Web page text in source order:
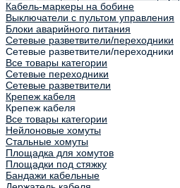
Кабель-маркеры на бобине
Выключатели с пультом управления
Блоки аварийного питания
Сетевые разветвители/переходники
Сетевые разветвители/переходники
Все товары категории
Сетевые переходники
Сетевые разветвители
Крепеж кабеля
Крепеж кабеля
Все товары категории
Нейлоновые хомуты
Стальные хомуты
Площадка для хомутов
Площадки под стяжку
Бандажи кабельные